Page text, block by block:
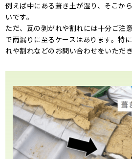
例えば中にある葺き土が湿り、そこか
いです。
ただ、瓦の剥がれや割れには十分ご注
で雨漏りに至るケースはあります。特
れや割れなどのお問い合わせをいただき